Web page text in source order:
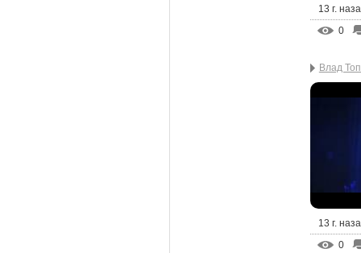
13 г.
0
Влад
13 г.
0